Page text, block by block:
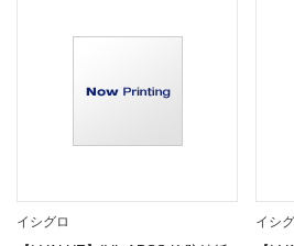
イシグロ イシ